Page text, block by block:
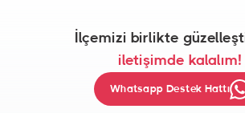
İlçemizi birlikte
iletişimde kalalım!
Whatsapp Destek Hattı